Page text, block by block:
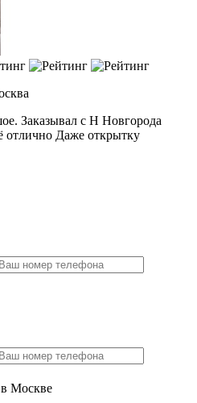
Заказывал с Н Новгорода
отлично Даже открытку
в Москве